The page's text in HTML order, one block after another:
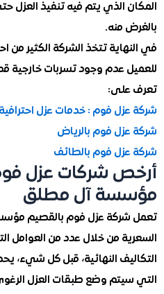
الذي يتم فيه تنفيذ العزل حتى لا
منه.
تتخذ الشركة الكثير من
عدم وجود تسربات خارجية قد تحدث
فوم : خدمات عزل احترافية بأقل
فوم بالرياض
فوم بالطائف
شركات عزل فوم
آل مطلق
عزل فوم بالقصيم مؤسسة آل
من خلال عدد من العوامل التي
النهائية، قبل كل شيء، يحدد
وضع طبقات العزل الرغوي